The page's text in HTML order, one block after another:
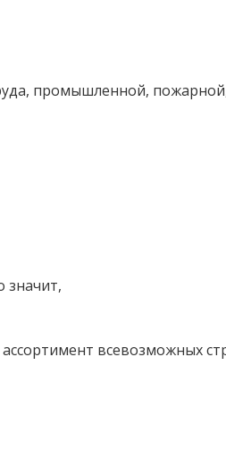
промышленной,
значит,
всевозможных